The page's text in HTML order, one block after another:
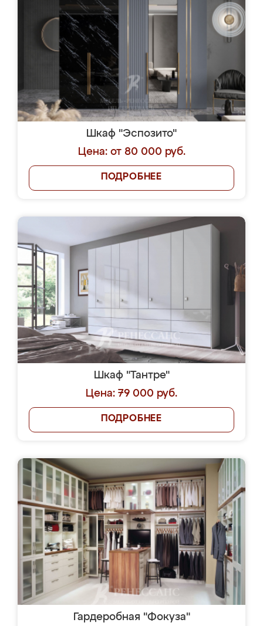
Шкаф "Эспозито"
Цена: от 80 000 руб.
ПОДРОБНЕЕ
Шкаф "Тантре"
Цена: 79 000 руб.
ПОДРОБНЕЕ
Гардеробная "Фокуза"